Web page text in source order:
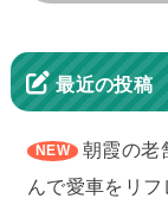
最近の投稿
朝霞の老
んで愛車をリフ